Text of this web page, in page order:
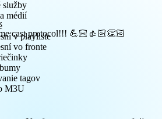
cast protocol!!! 💪🏻👍🏻👏🏻
Удобно, поддерживает любой
služby
médií
v playliste
vo fronte
tagov
M3U